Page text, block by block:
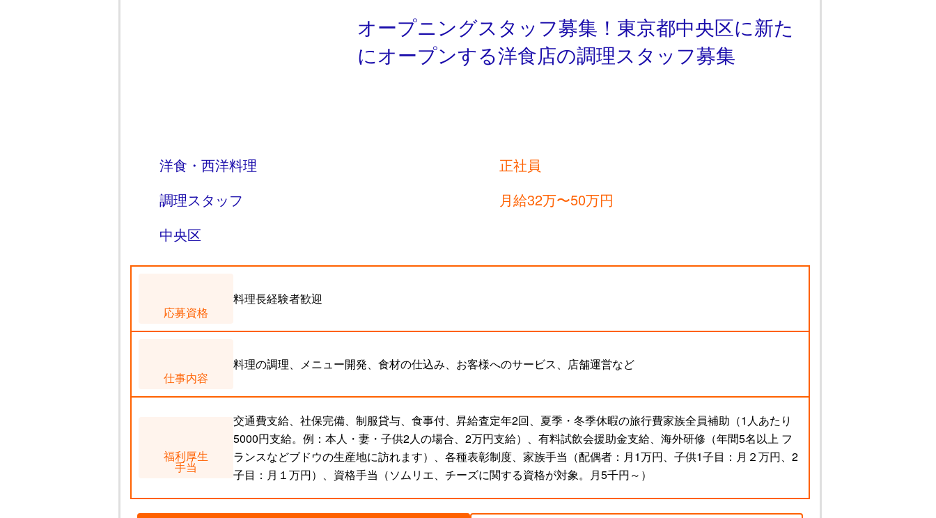
オープニングスタッフ募集！東京都中央区に新た
にオープンする洋食店の調理スタッフ募集
洋食・西洋料理
調理スタッフ
中央区
正社員
月給32万〜50万円
応募資格
料理長経験者歓迎
仕事内容
料理の調理、メニュー開発、食材の仕込み、お客様へのサービス、店舗運営など
福利厚生
手当
交通費支給、社保完備、制服貸与、食事付、昇給査定年2回、夏季・冬季休暇の旅行費家族全員補助（1人あたり
5000円支給。例：本人・妻・子供2人の場合、2万円支給）、有料試飲会援助金支給、海外研修（年間5名以上 フ
ランスなどブドウの生産地に訪れます）、各種表彰制度、家族手当（配偶者：月1万円、子供1子目：月２万円、2
子目：月１万円）、資格手当（ソムリエ、チーズに関する資格が対象。月5千円～）